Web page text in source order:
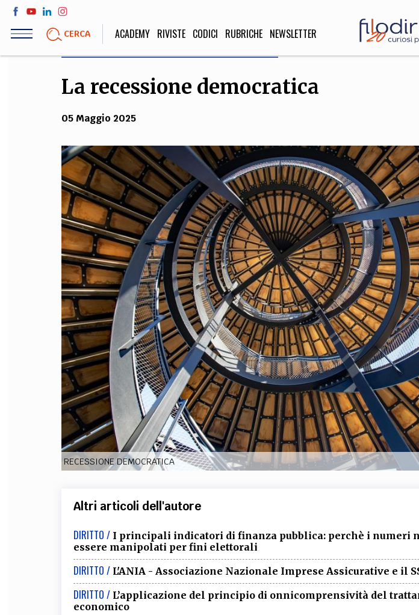
Salta
contenuto
CERCA ACADEMY RIVISTE CODICI RUBRICHE NEWSLETTER
LIFE STYLE
Sport, Cucina, Viaggi,
Moda
SOCIETÀ
STORIA E FILOSOFIA
Scienze storiche,
umanistiche, Religione
Scienze
Architettura,
TEAM
FILODIRITTO REDAZIONE COMITATO SCIENTIFICO AUTORI
CODICI RUBRICHE LIBRI
SOCIAL
La recessione democratica
05 Maggio 2025
RECESSIONE DEMOCRATICA
Altri articoli dell'autore
DIRITTO / I principali indicatori di finanza pubblica: perchè i numeri
essere manipolati per fini elettorali
DIRITTO / L'ANIA - Associazione Nazionale Imprese Assicurative e il
DIRITTO / L’applicazione del principio di onnicomprensività del
economico